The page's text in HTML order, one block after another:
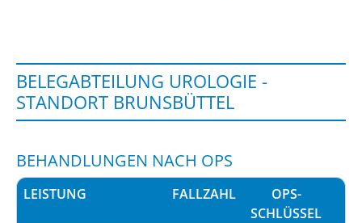
BELEGABTEILUNG UROLOGIE -
STANDORT BRUNSBÜTTEL
BEHANDLUNGEN NACH OPS
LEISTUNG FALLZAHL
OPS-
SCHLÜSSEL